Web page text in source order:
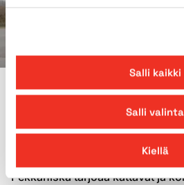
Salli kaikki
Salli valinta
Kiellä
MIKSI PEKKANISKALTA?
Nosturien vuokraus
Pekkaniska tarjoaa kattavat ja